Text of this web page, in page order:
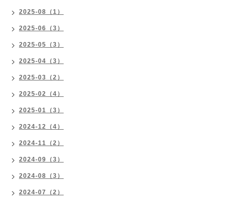
2025-08（1）
2025-06（3）
2025-05（3）
2025-04（3）
2025-03（2）
2025-02（4）
2025-01（3）
2024-12（4）
2024-11（2）
2024-09（3）
2024-08（3）
2024-07（2）